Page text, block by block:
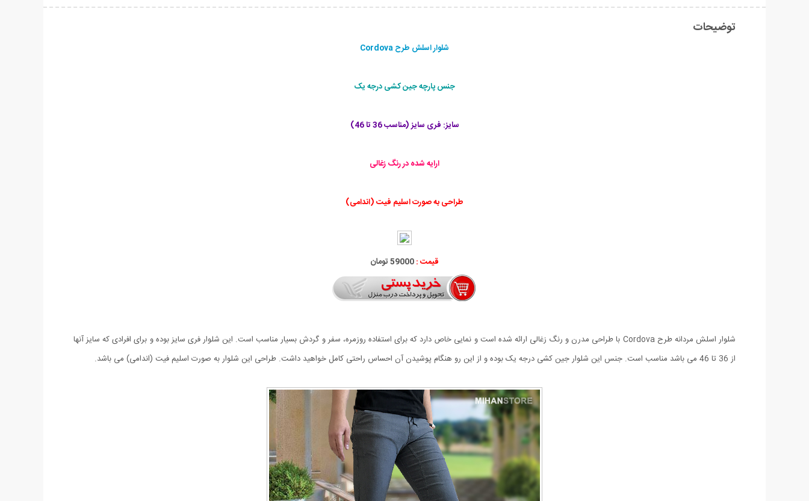
توضیحات
شلوار اسلش طرح Cordova
جنس پارچه جین کشی درجه یک
سایز: فری سایز (مناسب 36 تا 46)
ارایه شده در رنگ زغالی
طراحی به صورت اسلیم فیت (اندامی)
قیمت :59000 تومان
شلوار اسلش مردانه طرح Cordova با طراحی مدرن و رنگ زغالی ارائه شده است و نمایی خاص دارد که برای استفاده روزمره، سفر و گردش بسیار مناسب است. این شلوار فری سایز بوده و برای افرادی که سایز آنها
از 36 تا 46 می باشد مناسب است. جنس این شلوار جین کشی درجه یک بوده و از این رو هنگام پوشیدن آن احساس راحتی کامل خواهید داشت. طراحی این شلوار به صورت اسلیم فیت (اندامی) می باشد.